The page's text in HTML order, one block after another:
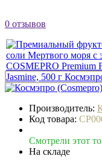
0 отзывов
Производитель:
Код товара:
Смотрели этот
На складе